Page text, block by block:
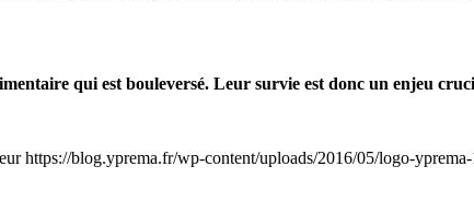
qui est bouleversé. Leur survie est donc un enjeu
https://blog.yprema.fr/wp-content/uploads/2016/05/logo-